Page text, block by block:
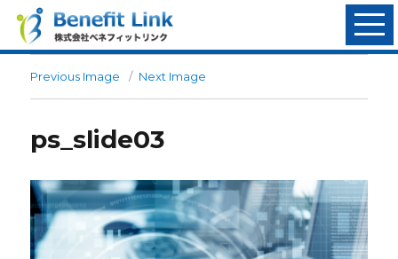
Previous Image Next Image
ps_slide03